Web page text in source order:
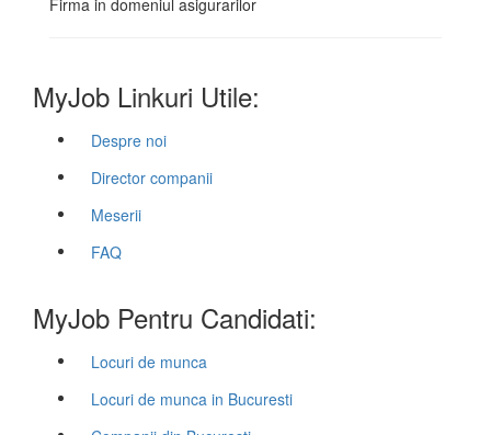
Firma in domeniul asigurarilor
MyJob Linkuri Utile:
Despre noi
Director companii
Meserii
FAQ
MyJob Pentru Candidati:
Locuri de munca
Locuri de munca in Bucuresti